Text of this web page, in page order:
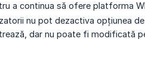
a continua să ofere platforma
nu pot dezactiva opțiunea
dar nu poate fi modificată